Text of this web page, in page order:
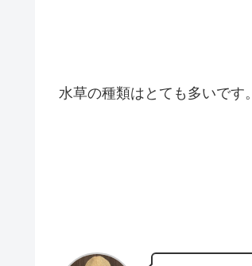
水草の種類はとても多いです。